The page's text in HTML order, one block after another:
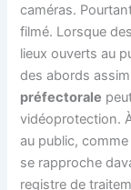
caméras.
filmé. Lorsque
lieux ouverts au
des abords
préfectorale
vidéoprotection.
au public,
se rapproche
registre de